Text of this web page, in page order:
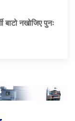
बाटो नखोजिए पुनः